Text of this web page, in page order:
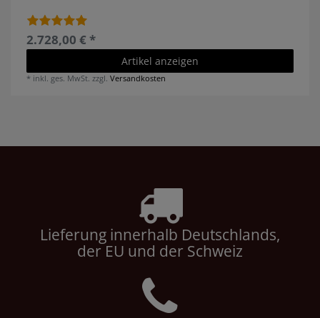
2.728,00 € *
Artikel anzeigen
* inkl. ges. MwSt. zzgl.Versandkosten
Lieferung innerhalb Deutschlands,
der EU und der Schweiz